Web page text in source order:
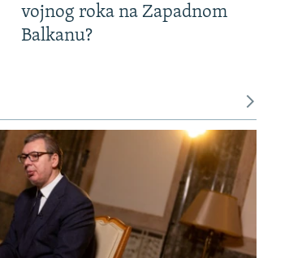
vojnog roka na Zapadnom
Balkanu?